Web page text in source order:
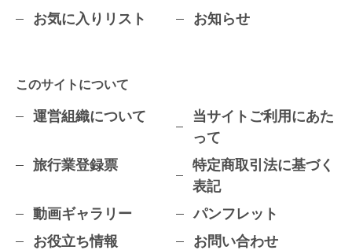
お気に入りリスト
お知らせ
このサイトについて
運営組織について
当サイトご利用にあた
って
旅行業登録票
特定商取引法に基づく
表記
動画ギャラリー
パンフレット
お役立ち情報
お問い合わせ